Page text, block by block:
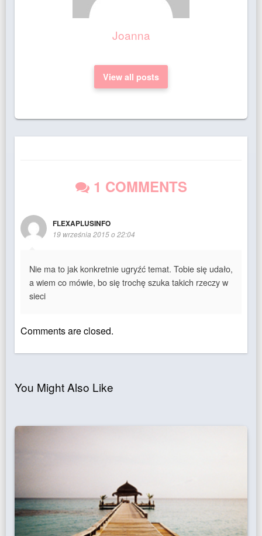
Joanna
View all posts
1 COMMENTS
FLEXAPLUSINFO
19 września 2015 o 22:04
Nie ma to jak konkretnie ugryźć temat. Tobie się udało,
a wiem co mówie, bo się trochę szuka takich rzeczy w
sieci
Comments are closed.
You Might Also Like